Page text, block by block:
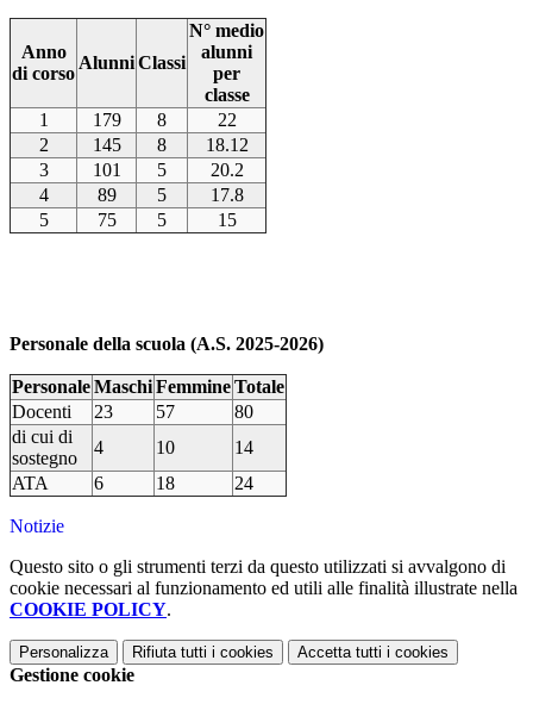
Anno
di corso
AlunniClassi
N° medio
alunni
per
classe
1
179 8
22
2
145 8
18.12
3
101 5
20.2
4
89 5
17.8
5
75 5 15
Personale della scuola (A.S. 2025-2026)
PersonaleMaschiFemmineTotale
Docenti
23 57
80
di cui di
sostegno
4 10
14
ATA
6 18 24
Notizie
Questo sito o gli strumenti terzi da questo utilizzati si avvalgono di
cookie necessari al funzionamento ed utili alle finalità illustrate nella
COOKIE POLICY.
Personalizza Rifiuta tutti i cookies Accetta tutti i cookies
Gestione cookie